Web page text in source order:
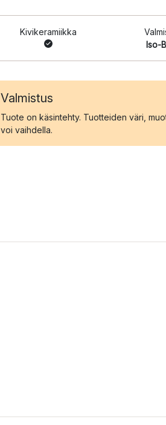
Kivikeramiikka
Iso-
Valmistus
Tuote on käsintehty. Tuotteiden väri,
voi vaihdella.